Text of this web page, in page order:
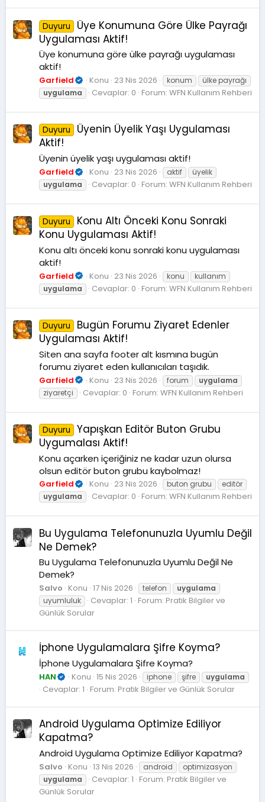
Duyuru
Üye Konumuna Göre Ülke Payrağı
Uygulaması Aktif!
Üye konumuna göre ülke payrağı uygulaması
aktif!
Garfield Konu 23 Nis 2026 konum
ülke payrağı
uygulama
Cevaplar: 0 Forum: WFN Kullanım Rehberi
Duyuru
Üyenin Üyelik Yaşı Uygulaması
Aktif!
Üyenin üyelik yaşı uygulaması aktif!
Garfield Konu 23 Nis 2026 aktif
üyelik
uygulama
Cevaplar: 0 Forum: WFN Kullanım Rehberi
Duyuru
Konu Altı Önceki Konu Sonraki
Konu Uygulaması Aktif!
Konu altı önceki konu sonraki konu uygulaması
aktif!
Garfield Konu 23 Nis 2026 konu
kullanım
uygulama
Cevaplar: 0 Forum: WFN Kullanım Rehberi
Duyuru
Bugün Forumu Ziyaret Edenler
Uygulaması Aktif!
Siten ana sayfa footer alt kısmına bugün
forumu ziyaret eden kullanıcıları taşıdık.
Garfield Konu 23 Nis 2026 forum
uygulama
ziyaretçi
Cevaplar: 0 Forum: WFN Kullanım Rehberi
Duyuru
Yapışkan Editör Buton Grubu
Uygumalası Aktif!
Konu açarken içeriğiniz ne kadar uzun olursa
olsun editör buton grubu kaybolmaz!
Garfield Konu 23 Nis 2026 buton grubu
editör
uygulama
Cevaplar: 0 Forum: WFN Kullanım Rehberi
Bu Uygulama Telefonunuzla Uyumlu Değil
Ne Demek?
Bu Uygulama Telefonunuzla Uyumlu Değil Ne
Demek?
Salvo Konu 17 Nis 2026 telefon
uygulama
uyumluluk
Cevaplar: 1 Forum: Pratik Bilgiler ve
Günlük Sorular
İphone Uygulamalara Şifre Koyma?
İphone Uygulamalara Şifre Koyma?
HAN Konu 15 Nis 2026 iphone şifre uygulama
Cevaplar: 1 Forum: Pratik Bilgiler ve Günlük Sorular
Android Uygulama Optimize Ediliyor
Kapatma?
Android Uygulama Optimize Ediliyor Kapatma?
Salvo Konu 13 Nis 2026 android
optimizasyon
uygulama
Cevaplar: 1 Forum: Pratik Bilgiler ve
Günlük Sorular